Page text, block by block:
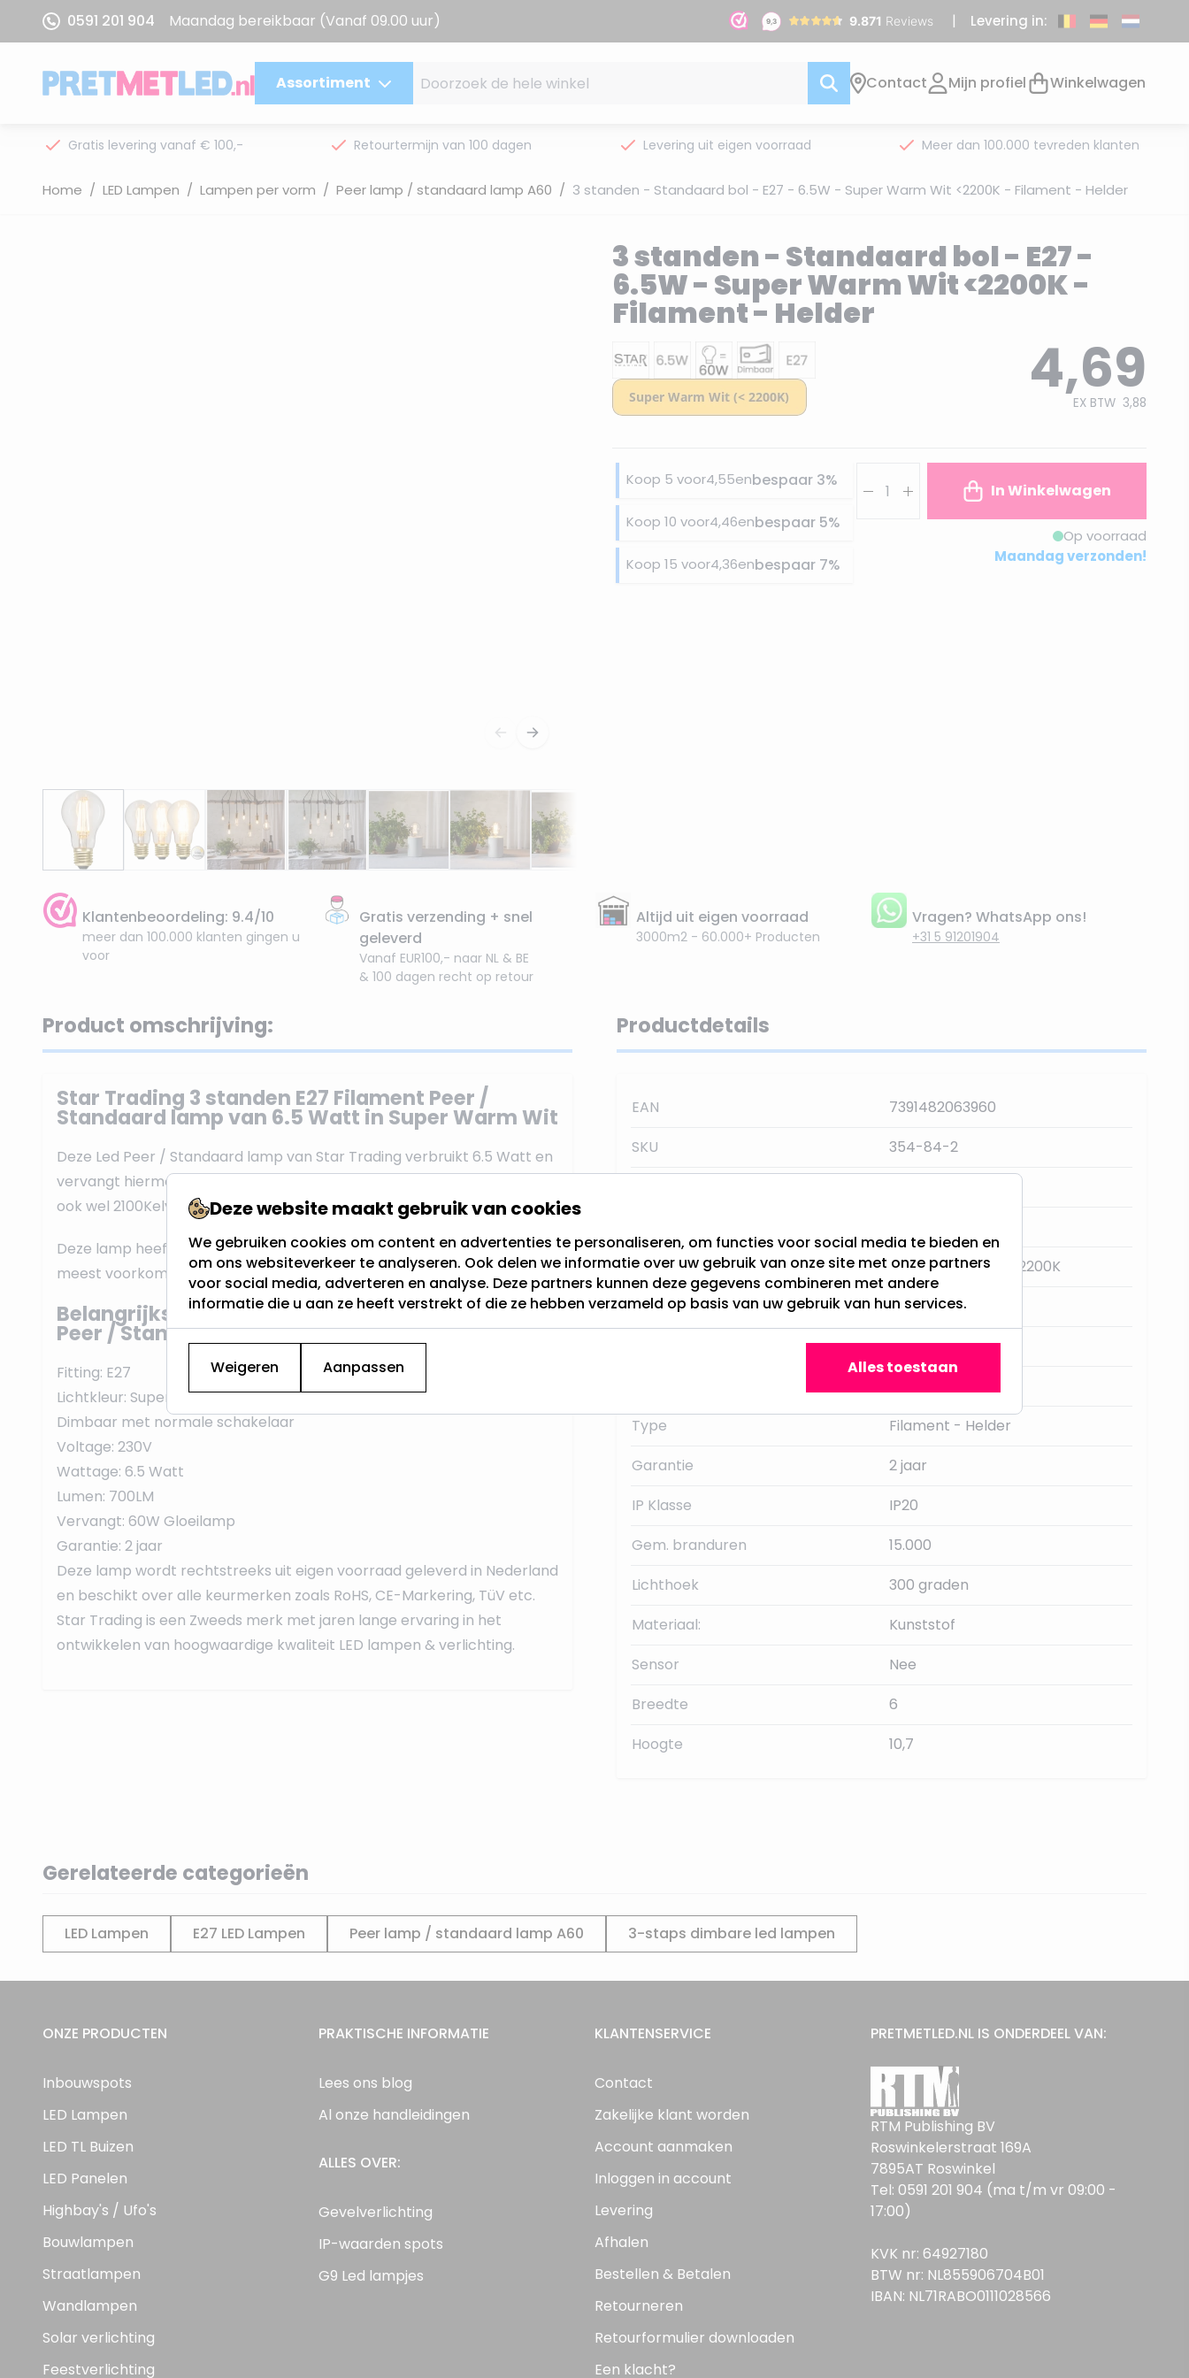
Ga naar de inhoud
0591 201 904 Maandag bereikbaar (Vanaf 09.00 uur) Levering in:
Assortiment Contact Mijn profiel Winkelwagen
Gratis levering vanaf € 100,- Retourtermijn van 100 dagen Levering uit eigen voorraad Meer dan 100.000 tevreden klanten
Home / LED Lampen / Lampen per vorm / Peer lamp / standaard lamp A60 / 3 standen - Standaard bol - E27 - 6.5W - Super Warm Wit <2200K - Filament - Helder
3 standen - Standaard bol - E27 -
6.5W - Super Warm Wit <2200K -
Filament - Helder
4,69
EX BTW 3,88
Koop 5 voor4,55enbespaar 3%
Koop 10 voor4,46enbespaar 5%
Koop 15 voor4,36enbespaar 7%
In Winkelwagen
Op voorraad
Maandag verzonden!
Klantenbeoordeling: 9.4/10
meer dan 100.000 klanten gingen u
voor
Gratis verzending + snel
geleverd
Vanaf EUR100,- naar NL & BE
& 100 dagen recht op retour
Altijd uit eigen voorraad
3000m2 - 60.000+ Producten
Vragen? WhatsApp ons!
+31 5 91201904
Product omschrijving:
Star Trading 3 standen E27 Filament Peer /
Standaard lamp van 6.5 Watt in Super Warm Wit
Deze Led Peer / Standaard lamp van Star Trading verbruikt 6.5 Watt en
vervangt hiermee een 60W Gloeilamp. De lichtkleur is Super Warm Wit,
ook wel 2100Kelvin genoemd.
Deze lamp heeft een E27 fitting, vaak dikke fitting genoemd. Dit is de
meest voorkomende schroeffitting en werkt op 230Volt.
Belangrijkste eigenschappen van deze E27 LED
Peer / Standaard lamp:
Fitting: E27
Lichtkleur: Super Warm Wit - 2200K
Dimbaar met normale schakelaar
Voltage: 230V
Wattage: 6.5 Watt
Lumen: 700LM
Vervangt: 60W Gloeilamp
Garantie: 2 jaar
Deze lamp wordt rechtstreeks uit eigen voorraad geleverd in Nederland
en beschikt over alle keurmerken zoals RoHS, CE-Markering, TüV etc.
Star Trading is een Zweeds merk met jaren lange ervaring in het
ontwikkelen van hoogwaardige kwaliteit LED lampen & verlichting.
Productdetails
EAN
7391482063960
SKU
354-84-2
Lichtkleur
Super Warm Wit - 2200K
Dimbaar
Ja, met schakelaar
Star Trading
Type
Filament - Helder
Garantie
2 jaar
IP Klasse
IP20
Gem. branduren
15.000
Lichthoek
300 graden
Materiaal:
Kunststof
Sensor
Nee
Breedte
6
Hoogte
10,7
Gerelateerde categorieën
LED Lampen E27 LED Lampen Peer lamp / standaard lamp A60 3-staps dimbare led lampen
ONZE PRODUCTEN
Inbouwspots
LED Lampen
LED TL Buizen
LED Panelen
Highbay's / Ufo's
Bouwlampen
Straatlampen
Wandlampen
Solar verlichting
Feestverlichting
PRAKTISCHE INFORMATIE
Lees ons blog
Al onze handleidingen
ALLES OVER:
Gevelverlichting
IP-waarden spots
G9 Led lampjes
KLANTENSERVICE
Contact
Zakelijke klant worden
Account aanmaken
Inloggen in account
Levering
Afhalen
Bestellen & Betalen
Retourneren
Retourformulier downloaden
Een klacht?
PRETMETLED.NL IS ONDERDEEL VAN:
RTM Publishing BV
Roswinkelerstraat 169A
7895AT Roswinkel
Tel: 0591 201 904 (ma t/m vr 09:00 -
17:00)
KVK nr: 64927180
BTW nr: NL855906704B01
IBAN: NL71RABO0111028566
Deze website maakt gebruik van cookies
We gebruiken cookies om content en advertenties te personaliseren, om functies voor social media te bieden en
om ons websiteverkeer te analyseren. Ook delen we informatie over uw gebruik van onze site met onze partners
voor social media, adverteren en analyse. Deze partners kunnen deze gegevens combineren met andere
informatie die u aan ze heeft verstrekt of die ze hebben verzameld op basis van uw gebruik van hun services.
Weigeren Aanpassen Alles toestaan